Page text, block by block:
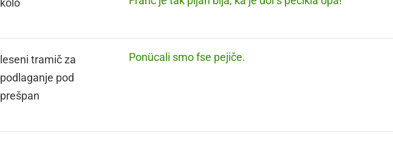
kolo
leseni tramič za
podlaganje pod
prešpan
Ponücali smo fse pejiče.